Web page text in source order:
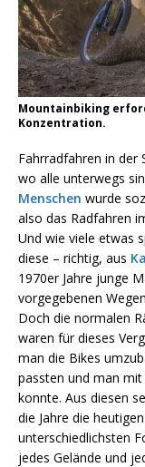
Mountainbiking
Konzentration.
Fahrradfahren in der
wo alle unterwegs
Menschen wurde
also das Radfahren
Und wie viele etwas
diese – richtig, aus
1970er Jahre junge
vorgegebenen
Doch die normalen
waren für dieses
man die Bikes
passten und man mit
konnte. Aus diesen
die Jahre die
unterschiedlichsten
jedes Gelände und